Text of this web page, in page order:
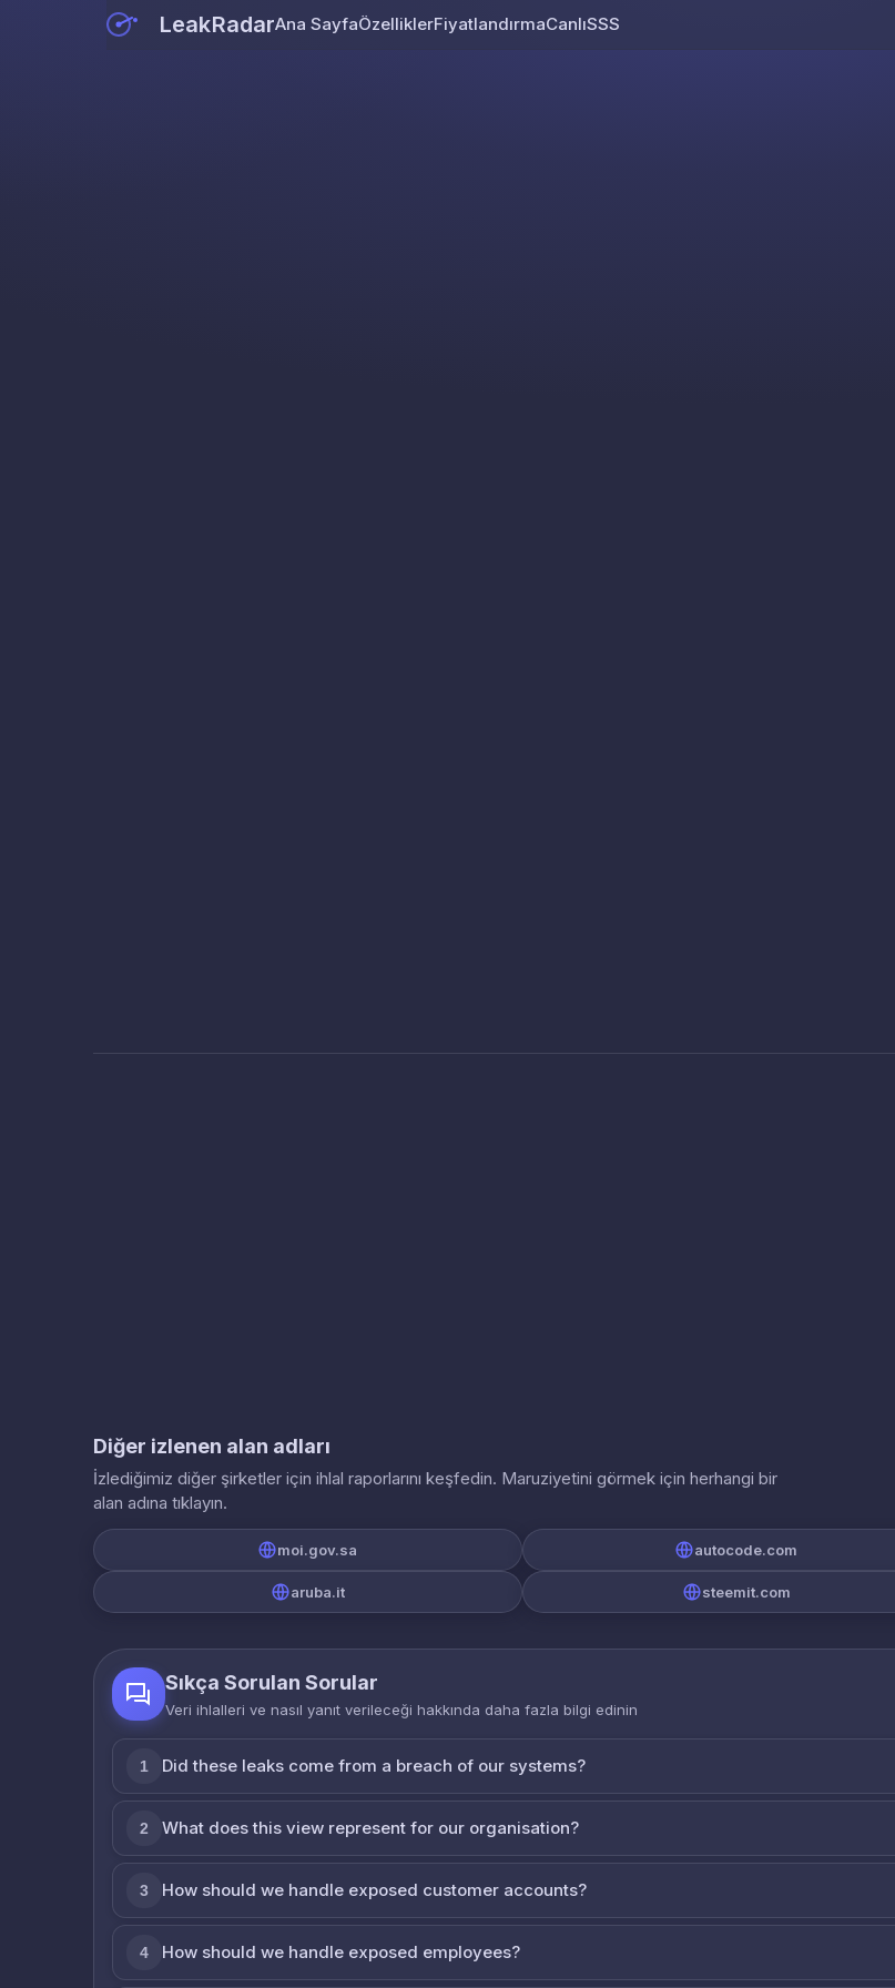
LeakRadarAna SayfaÖzelliklerFiyatlandırmaCanlıSSS
Diğer izlenen alan adları
İzlediğimiz diğer şirketler için ihlal raporlarını keşfedin. Maruziyetini görmek için herhangi bir
alan adına tıklayın.
moi.gov.sa autocode.com
aruba.it steemit.com
Sıkça Sorulan Sorular
Veri ihlalleri ve nasıl yanıt verileceği hakkında daha fazla bilgi edinin
1 Did these leaks come from a breach of our systems?
2 What does this view represent for our organisation?
3 How should we handle exposed customer accounts?
4 How should we handle exposed employees?